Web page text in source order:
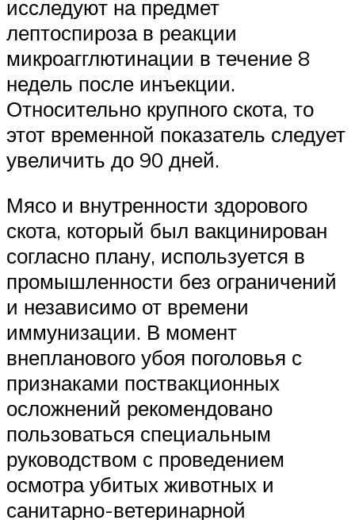
исследуют на предмет
лептоспироза в реакции
микроагглютинации в течение 8
недель после инъекции.
Относительно крупного скота, то
этот временной показатель следует
увеличить до 90 дней.
Мясо и внутренности здорового
скота, который был вакцинирован
согласно плану, используется в
промышленности без ограничений
и независимо от времени
иммунизации. В момент
внепланового убоя поголовья с
признаками поствакционных
осложнений рекомендовано
пользоваться специальным
руководством с проведением
осмотра убитых животных и
санитарно-ветеринарной